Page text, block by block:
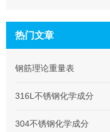
热门文章
钢筋理论重量表
316L不锈钢化学成分
304不锈钢化学成分